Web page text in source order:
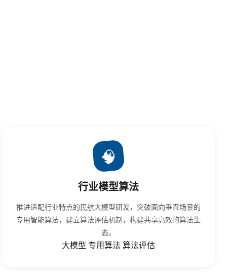
🧠
行业模型算法
推进适配行业特点的民航大模型研发，突破面向垂直场景的
专用智能算法，建立算法评估机制，构建共享高效的算法生
态。
大模型 专用算法 算法评估